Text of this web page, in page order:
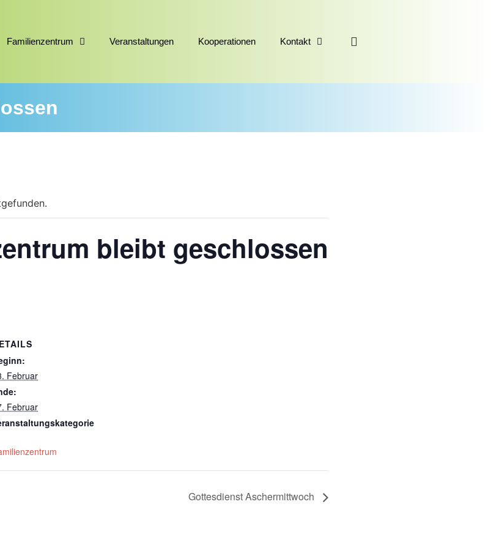
Familienzentrum Veranstaltungen Kooperationen Kontakt
bleibt geschlossen
Februar
Februar
Gottesdienst Aschermittwoch